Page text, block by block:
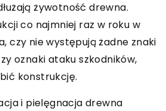
żywotność drewna.
co najmniej raz w roku w
czy nie występują żadne znaki
oznaki ataku szkodników,
konstrukcję.
i pielęgnacja drewna